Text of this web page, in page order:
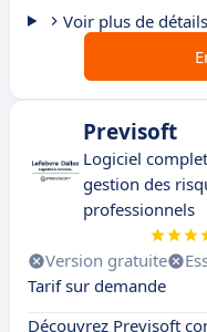
Voir plus de détails
Previsoft
Logiciel
gestion des
professionnels
Version gratuite
Tarif sur demande
Découvrez Previsoft